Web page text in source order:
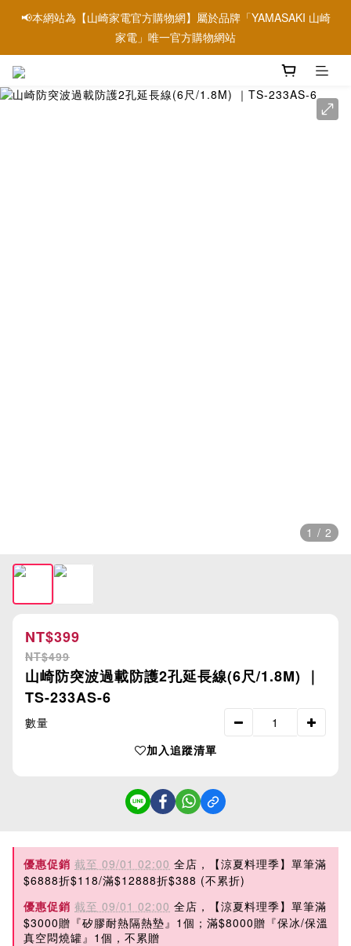
📢本網站為【山崎家電官方購物網】屬於品牌「YAMASAKI 山崎
家電」唯一官方購物網站
📢本網站為【山崎家電官方購物網】屬於品牌「YAMASAKI 山崎
家電」唯一官方購物網站
1 / 2
NT$399
NT$499
山崎防突波過載防護2孔延長線(6尺/1.8M) ｜
TS-233AS-6
數量
加入追蹤清單
優惠促銷 截至 09/01 02:00 全店，【涼夏料理季】單筆滿
$6888折$118/滿$12888折$388 (不累折)
優惠促銷 截至 09/01 02:00 全店，【涼夏料理季】單筆滿
$3000贈『矽膠耐熱隔熱墊』1個；滿$8000贈『保冰/保溫
真空悶燒罐』1個，不累贈